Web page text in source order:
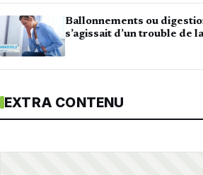
Ballonnements ou
s’agissait d’un trouble de
EXTRA CONTENU